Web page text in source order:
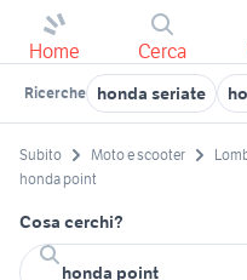
Home Cerca
Ricerche honda seriate
Subito Moto e scooter
honda point
Cosa cerchi?